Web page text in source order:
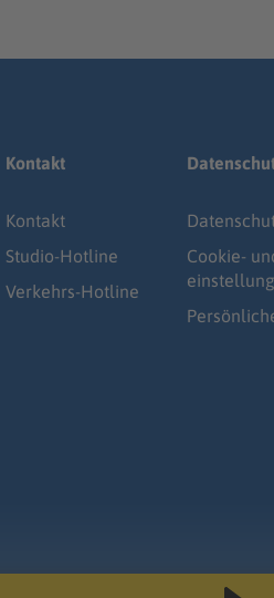
Kontakt
Kontakt
Studio-Hotline
Verkehrs-Hotline
Cookie-